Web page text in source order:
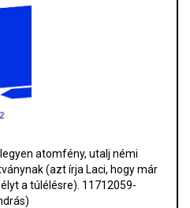
atomfény, utalj némi
(azt írja Laci, hogy már
a túlélésre). 11712059-